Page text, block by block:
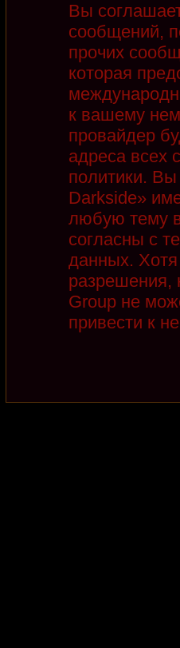
Вы
сообщений,
прочих
которая
к вашему
провайдер
адреса всех
политики.
Darkside»
любую тему
согласны с
данных.
разрешения,
Group не
привести к